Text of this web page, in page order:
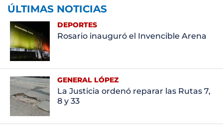
ÚLTIMAS NOTICIAS
DEPORTES
Rosario inauguró el Invencible Arena
GENERAL LÓPEZ
La Justicia ordenó reparar las Rutas 7,
8 y 33